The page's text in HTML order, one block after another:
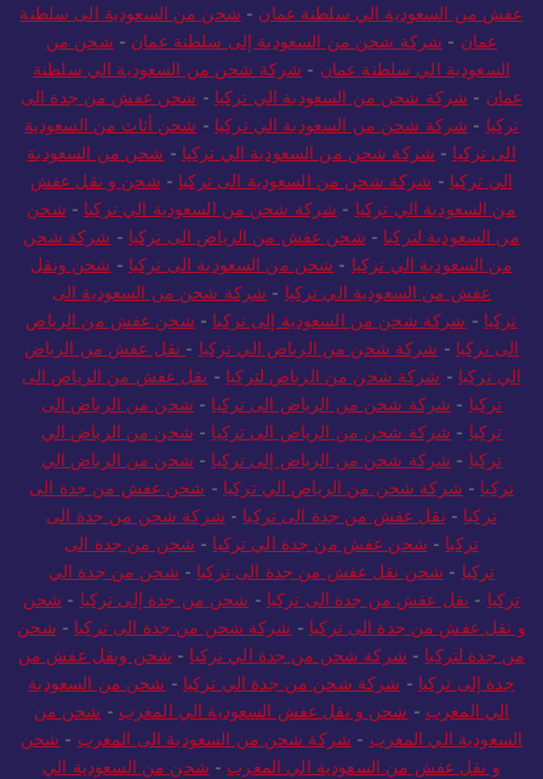
عفش من السعودية الي سلطنة عمان - شحن من السعودية الى سلطنة
عمان - شركة شحن من السعودية إلى سلطنة عمان - شحن من
السعودية الي سلطنة عمان - شركة شحن من السعودية الي سلطنة
عمان - شركة شحن من السعودية الي تركيا - شحن عفش من جدة الى
تركيا - شركة شحن من السعودية الي تركيا - شحن أثاث من السعودية
الى تركيا - شركة شحن من السعودية الي تركيا - شحن من السعودية
الي تركيا - شركة شحن من السعودية الى تركيا - شحن و نقل عفش
من السعودية الي تركيا - شركة شحن من السعودية الي تركيا - شحن
من السعودية لتركيا - شحن عفش من الرياض الى تركيا - شركة شحن
من السعودية الي تركيا - شحن من السعودية الى تركيا - شحن ونقل
عفش من السعودية الي تركيا - شركة شحن من السعودية الى
تركيا - شركة شحن من السعودية إلى تركيا - شحن عفش من الرياض
الى تركيا - شركة شحن من الرياض الي تركيا - نقل عفش من الرياض
الي تركيا - شركة شحن من الرياض لتركيا - نقل عفش من الرياض الى
تركيا - شركة شحن من الرياض الى تركيا - شحن من الرياض الى
تركيا - شركة شحن من الرياض الى تركيا - شحن من الرياض الي
تركيا - شركة شحن من الرياض إلى تركيا - شحن من الرياض الي
تركيا - شركة شحن من الرياض الي تركيا - شحن عفش من جدة الى
تركيا - نقل عفش من جدة الى تركيا - شركة شحن من جدة الى
تركيا - شحن عفش من جدة الي تركيا - شحن من جدة الى
تركيا - شحن نقل عفش من جدة الى تركيا - شحن من جدة الي
تركيا - نقل عفش من جدة الى تركيا - شحن من جدة إلى تركيا - شحن
و نقل عفش من جدة الى تركيا - شركة شحن من جدة الى تركيا - شحن
من جدة لتركيا - شركة شحن من جدة الي تركيا - شحن ونقل عفش من
جدة إلى تركيا - شركة شحن من جدة الي تركيا - شحن من السعودية
الي المغرب - شحن و نقل عفش السعودية الي المغرب - شحن من
السعودية الي المغرب - شركة شحن من السعودية الى المغرب - شحن
و نقل عفش من السعودية الي المغرب - شحن من السعودية الي